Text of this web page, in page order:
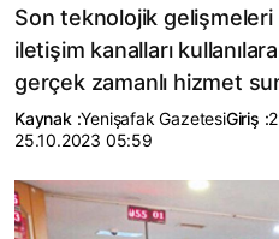
Son teknolojik
iletişim kanalları
gerçek zamanlı hizmet
Kaynak :Yenişafak GazetesiGiriş :
25.10.2023 05:59